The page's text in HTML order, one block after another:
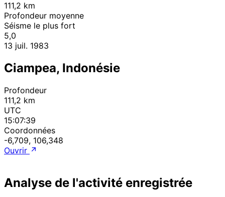
111,2 km
Profondeur moyenne
Séisme le plus fort
5,0
13 juil. 1983
Ciampea, Indonésie
Profondeur
111,2 km
UTC
15:07:39
Coordonnées
-6,709, 106,348
Ouvrir
Analyse de l'activité enregistrée